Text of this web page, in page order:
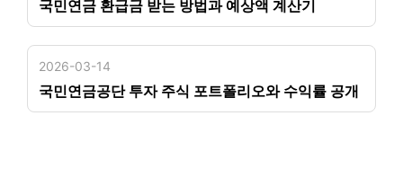
국민연금 환급금 받는 방법과 예상액 계산기
2026-03-14
국민연금공단 투자 주식 포트폴리오와 수익률 공개